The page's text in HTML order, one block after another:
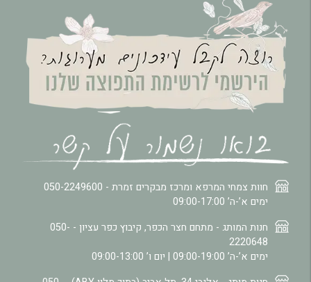
חוות צמחי המרפא ומרכז מבקרים זמרת - 050-2249600
ימים א’-ה’ 09:00-17:00
חנות המותג - מתחם חצר הכפר, קיבוץ כפר עציון - 050-
2220648
ימים א’-ה’ 09:00-19:00 | יום ו’ 09:00-13:00